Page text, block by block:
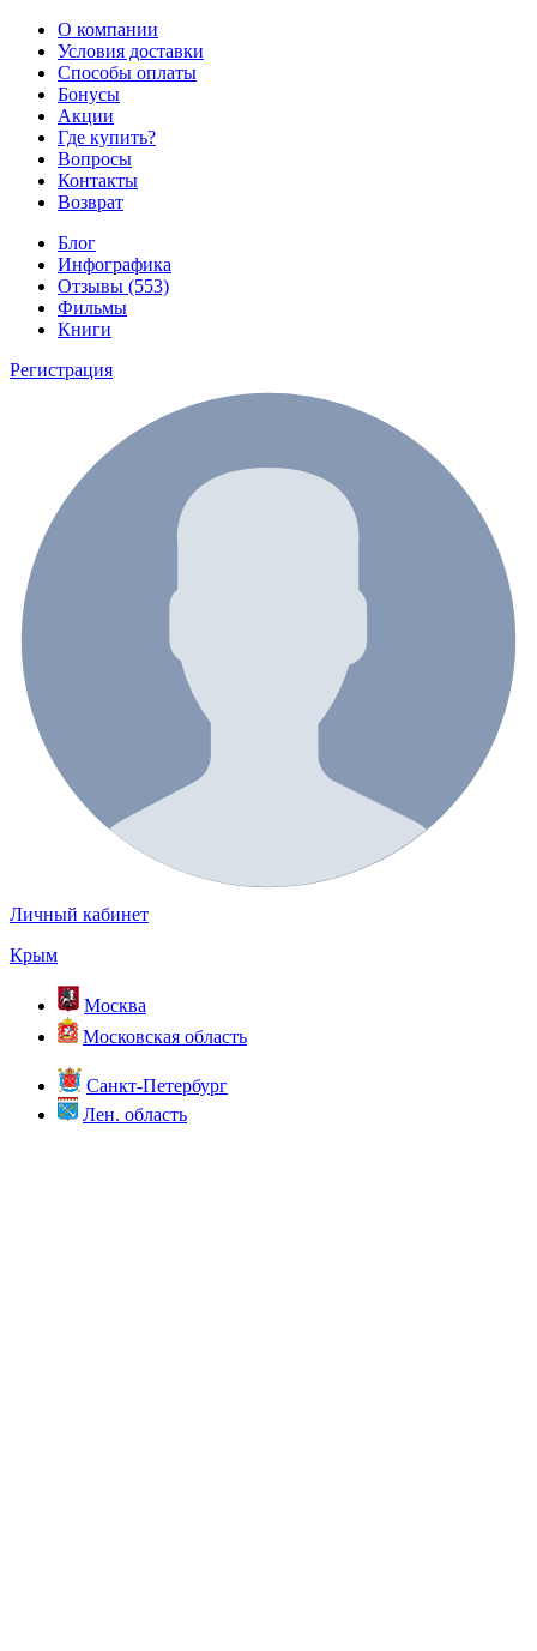
О компании
Условия доставки
Способы оплаты
Бонусы
Акции
Где купить?
Вопросы
Контакты
Возврат
Блог
Инфографика
Отзывы (553)
Фильмы
Книги
Регистрация
Личный кабинет
Крым
Москва
Московская область
Санкт-Петербург
Лен. область